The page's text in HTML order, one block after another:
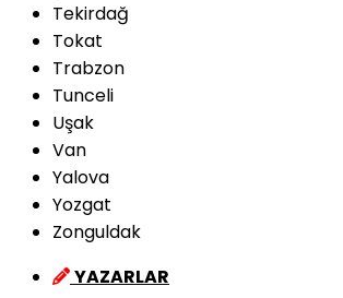
Tekirdağ
Tokat
Trabzon
Tunceli
Uşak
Van
Yalova
Yozgat
Zonguldak
YAZARLAR